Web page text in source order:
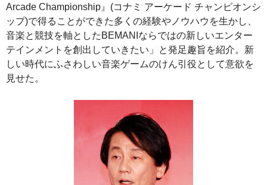
Arcade Championship』(コナミ アーケード チャンピオンシ
ップ)で得ることができた多くの経験やノウハウを生かし、
音楽と競技を軸としたBEMANIならではの新しいエンター
テインメントを創出していきたい」と発足趣旨を紹介。新
しい時代にふさわしい音楽ゲームのけん引役として意欲を
見せた。